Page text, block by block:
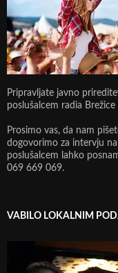
Pripravljate javno
poslušalcem radia Brežice
Prosimo vas, da nam
dogovorimo za intervju
poslušalcem lahko
069 669 069.
VABILO LOKALNIM